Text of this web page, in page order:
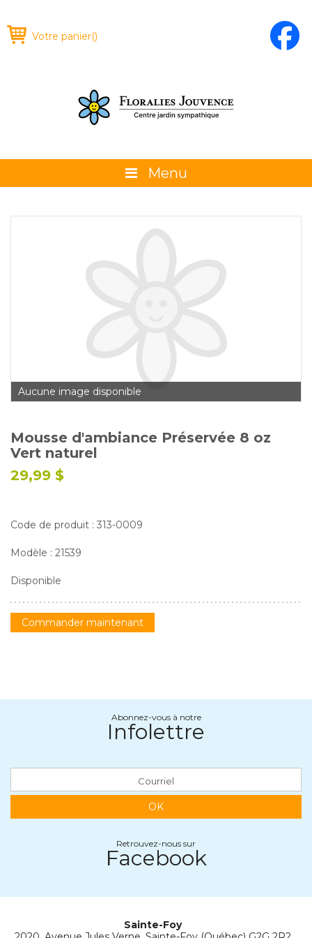
Votre panier()
Menu
La boutique
Promotions et évènements
Calendrier horticole
Emplois
Service à la clientèle
Nous joindre
Aucune image disponible
Mousse d'ambiance Préservée 8 oz
Vert naturel
29,99 $
Code de produit : 313-0009
Modèle : 21539
Disponible
Commander maintenant
Abonnez-vous à notre
Infolettre
OK
Retrouvez-nous sur
Facebook
Sainte-Foy